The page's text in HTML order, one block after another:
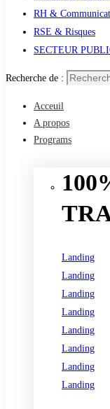
RH &
RSE & Risques
SECTEUR
Recherche de :
Acceuil
A propos
Programs
Landing
Landing
Landing
Landing
Landing
Landing
Landing
Landing